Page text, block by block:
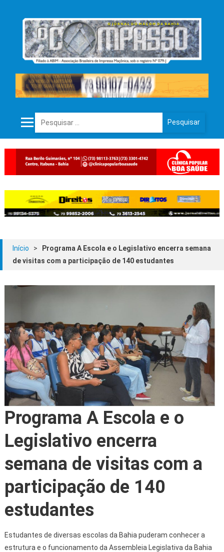
Pesquisar por:
Início >
Programa A Escola e o Legislativo encerra semana
de visitas com a participação de 140 estudantes
Programa A Escola e o
Legislativo encerra
semana de visitas com a
participação de 140
estudantes
Estudantes de diversas escolas da Bahia puderam conhecer a
estrutura e o funcionamento da Assembleia Legislativa da Bahia